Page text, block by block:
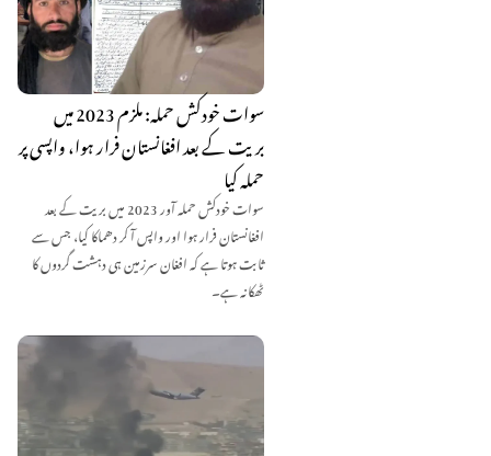
سوات خودکش حملہ: ملزم 2023 میں
بریت کے بعد افغانستان فرار ہوا، واپسی پر
حملہ کیا
سوات خودکش حملہ آور 2023 میں بریت کے بعد
افغانستان فرار ہوا اور واپس آ کر دھماکا کیا، جس سے
ثابت ہوتا ہے کہ افغان سرزمین ہی دہشت گردوں کا
ٹھکانہ ہے۔